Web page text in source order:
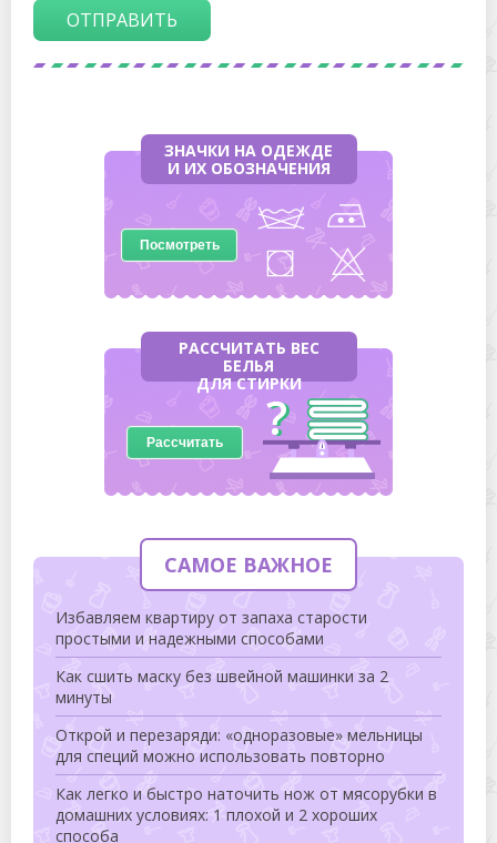
ОТПРАВИТЬ
ЗНАЧКИ НА ОДЕЖДЕ
И ИХ ОБОЗНАЧЕНИЯ
Посмотреть
РАССЧИТАТЬ ВЕС
БЕЛЬЯ
ДЛЯ СТИРКИ
Рассчитать
САМОЕ ВАЖНОЕ
Избавляем квартиру от запаха старости
простыми и надежными способами
Как сшить маску без швейной машинки за 2
минуты
Открой и перезаряди: «одноразовые» мельницы
для специй можно использовать повторно
Как легко и быстро наточить нож от мясорубки в
домашних условиях: 1 плохой и 2 хороших
способа